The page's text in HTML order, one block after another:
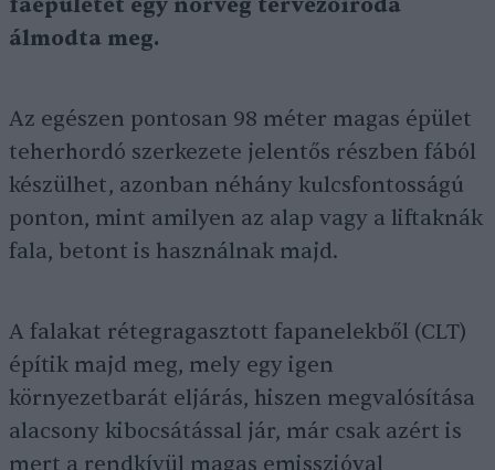
faépületet egy norvég tervezőiroda
álmodta meg.
Az egészen pontosan 98 méter magas épület
teherhordó szerkezete jelentős részben fából
készülhet, azonban néhány kulcsfontosságú
ponton, mint amilyen az alap vagy a liftaknák
fala, betont is használnak majd.
A falakat rétegragasztott fapanelekből (CLT)
építik majd meg, mely egy igen
környezetbarát eljárás, hiszen megvalósítása
alacsony kibocsátással jár, már csak azért is